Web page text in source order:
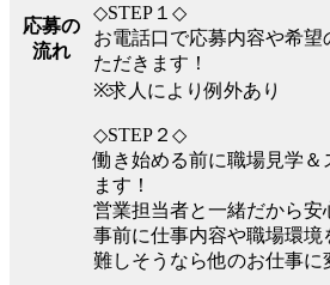
応募の
流れ
◇STEP１◇
お電話口で応募内容や希
ただきます！
※求人により例外あり
◇STEP２◇
働き始める前に職場見学＆
ます！
営業担当者と一緒だから安
事前に仕事内容や職場環境
難しそうなら他のお仕事に